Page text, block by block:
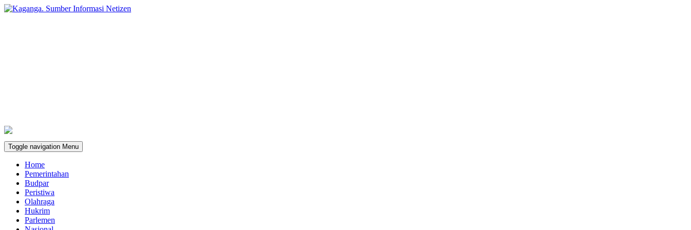
Toggle navigation Menu
Home
Pemerintahan
Budpar
Peristiwa
Olahraga
Hukrim
Parlemen